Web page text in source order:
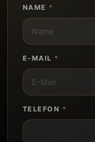
NAME *
E-MAIL *
TELEFON *